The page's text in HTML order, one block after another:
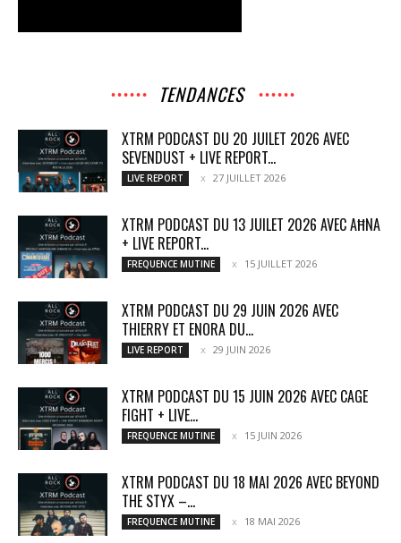
TENDANCES
XTRM PODCAST DU 20 JUILET 2026 AVEC
SEVENDUST + LIVE REPORT...
LIVE REPORT 27 JUILLET 2026
XTRM PODCAST DU 13 JUILET 2026 AVEC AĦNA
+ LIVE REPORT...
FREQUENCE MUTINE 15 JUILLET 2026
XTRM PODCAST DU 29 JUIN 2026 AVEC
THIERRY ET ENORA DU...
LIVE REPORT 29 JUIN 2026
XTRM PODCAST DU 15 JUIN 2026 AVEC CAGE
FIGHT + LIVE...
FREQUENCE MUTINE 15 JUIN 2026
XTRM PODCAST DU 18 MAI 2026 AVEC BEYOND
THE STYX –...
FREQUENCE MUTINE 18 MAI 2026